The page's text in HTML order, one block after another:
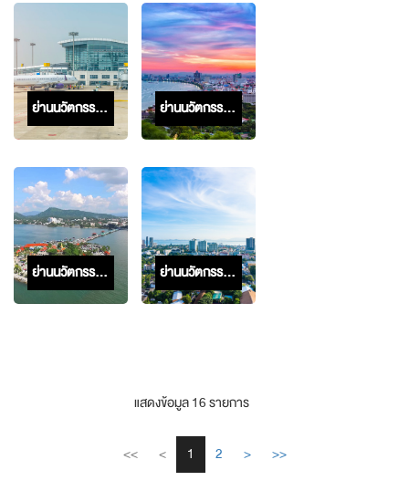
ย่านนวัตกรรมอู่ตะเภา ย่านนวัตกรรมพัทยา
ย่านนวัตกรรมศรีราชา ย่านนวัตกรรมบางแสน
แสดงข้อมูล16รายการ
<< < 1 2 > >>